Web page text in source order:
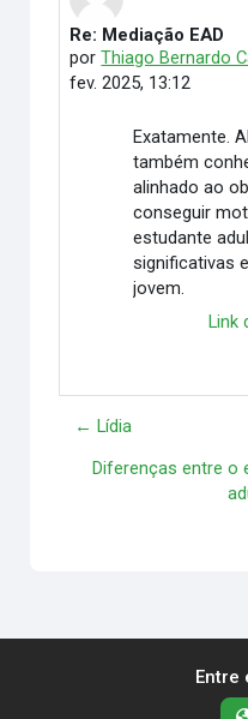
Re: Mediação EAD
porThiago Bernardo
fev. 2025, 13:12
Número de respostas: 0
Exatamente.
também
alinhado ao
conseguir
estudante
significativas
jovem.
Link
← Lídia
Diferenças entre o
Entre